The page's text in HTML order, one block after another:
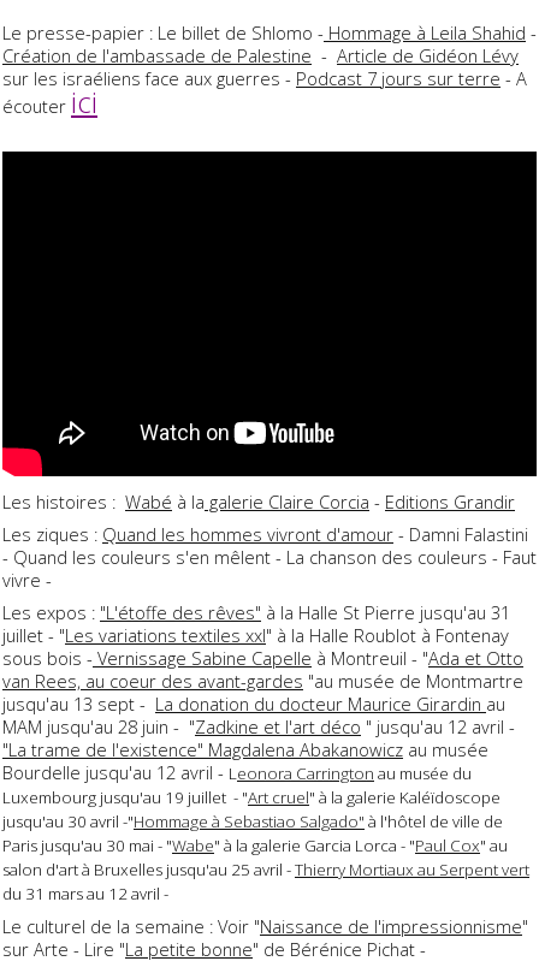
Le presse-papier : Le billet de Shlomo - Hommage à Leila Shahid -
Création de l'ambassade de Palestine - Article de Gidéon Lévy
sur les israéliens face aux guerres - Podcast 7 jours sur terre - A
écouter ici
Les histoires : Wabé à la galerie Claire Corcia - Editions Grandir
Les ziques : Quand les hommes vivront d'amour - Damni Falastini
- Quand les couleurs s'en mêlent - La chanson des couleurs - Faut
vivre -
Les expos : "L'étoffe des rêves" à la Halle St Pierre jusqu'au 31
juillet - "Les variations textiles xxl" à la Halle Roublot à Fontenay
sous bois - Vernissage Sabine Capelle à Montreuil - "Ada et Otto
van Rees, au coeur des avant-gardes "au musée de Montmartre
jusqu'au 13 sept - La donation du docteur Maurice Girardin au
MAM jusqu'au 28 juin - "Zadkine et l'art déco " jusqu'au 12 avril -
"La trame de l'existence" Magdalena Abakanowicz au musée
Bourdelle jusqu'au 12 avril - Leonora Carrington au musée du
Luxembourg jusqu'au 19 juillet - "Art cruel" à la galerie Kaléïdoscope
jusqu'au 30 avril -"Hommage à Sebastiao Salgado" à l'hôtel de ville de
Paris jusqu'au 30 mai - "Wabe" à la galerie Garcia Lorca - "Paul Cox" au
salon d'art à Bruxelles jusqu'au 25 avril -Thierry Mortiaux au Serpent vert
du 31 mars au 12 avril -
Le culturel de la semaine : Voir "Naissance de l'impressionnisme"
sur Arte - Lire "La petite bonne" de Bérénice Pichat -